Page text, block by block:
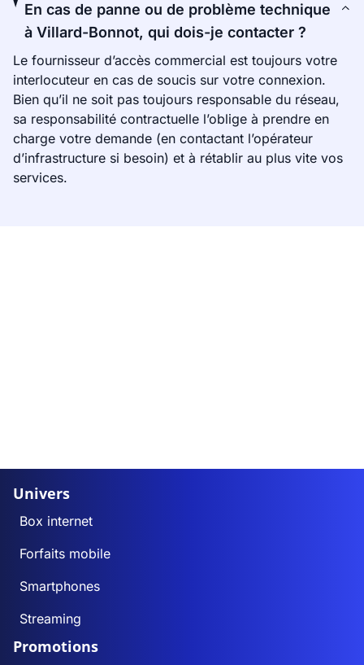
En cas de panne ou de problème technique
à Villard-Bonnot, qui dois-je contacter ?
Le fournisseur d’accès commercial est toujours votre
interlocuteur en cas de soucis sur votre connexion.
Bien qu’il ne soit pas toujours responsable du réseau,
sa responsabilité contractuelle l’oblige à prendre en
charge votre demande (en contactant l’opérateur
d’infrastructure si besoin) et à rétablir au plus vite vos
services.
Univers
Box internet
Forfaits mobile
Smartphones
Streaming
Promotions